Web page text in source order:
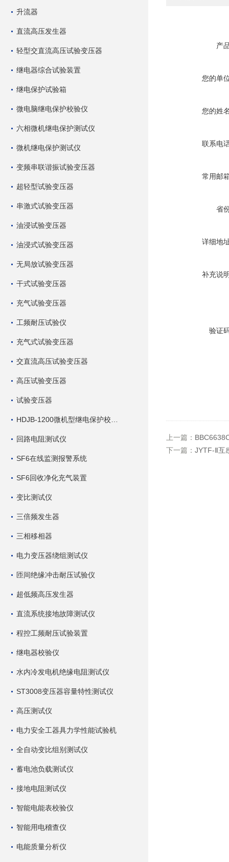
升流器
直流高压发生器
轻型交直流高压试验变压器
继电器综合试验装置
继电保护试验箱
微电脑继电保护校验仪
六相微机继电保护测试仪
微机继电保护测试仪
变频串联谐振试验变压器
超轻型试验变压器
串激式试验变压器
油浸试验变压器
油浸式试验变压器
无局放试验变压器
干式试验变压器
充气试验变压器
工频耐压试验仪
充气式试验变压器
交直流高压试验变压器
高压试验变压器
试验变压器
回路电阻测试仪
SF6在线监测报警系统
SF6回收净化充气装置
变比测试仪
三倍频发生器
三相移相器
电力变压器绕组测试仪
匝间绝缘冲击耐压试验仪
超低频高压发生器
直流系统接地故障测试仪
程控工频耐压试验装置
继电器校验仪
水内冷发电机绝缘电阻测试仪
ST3008变压器容量特性测试仪
高压测试仪
电力安全工器具力学性能试验机
全自动变比组别测试仪
蓄电池负载测试仪
接地电阻测试仪
智能电能表校验仪
智能用电稽查仪
电能质量分析仪
产
您的单
您的姓
联系电
常用邮
省
详细地
补充说
验证
上一篇：
下一篇： JYTF-Ⅱ互